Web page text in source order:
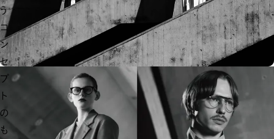
う
コ
ン
セ
プ
ト
の
も